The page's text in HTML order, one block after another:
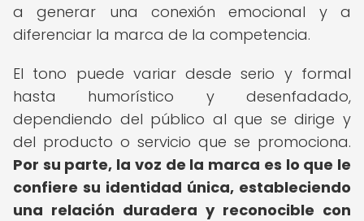
a generar una conexión emocional y a
diferenciar la marca de la competencia.
El tono puede variar desde serio y formal
hasta humorístico y desenfadado,
dependiendo del público al que se dirige y
del producto o servicio que se promociona.
Por su parte, la voz de la marca es lo que le
confiere su identidad única, estableciendo
una relación duradera y reconocible con